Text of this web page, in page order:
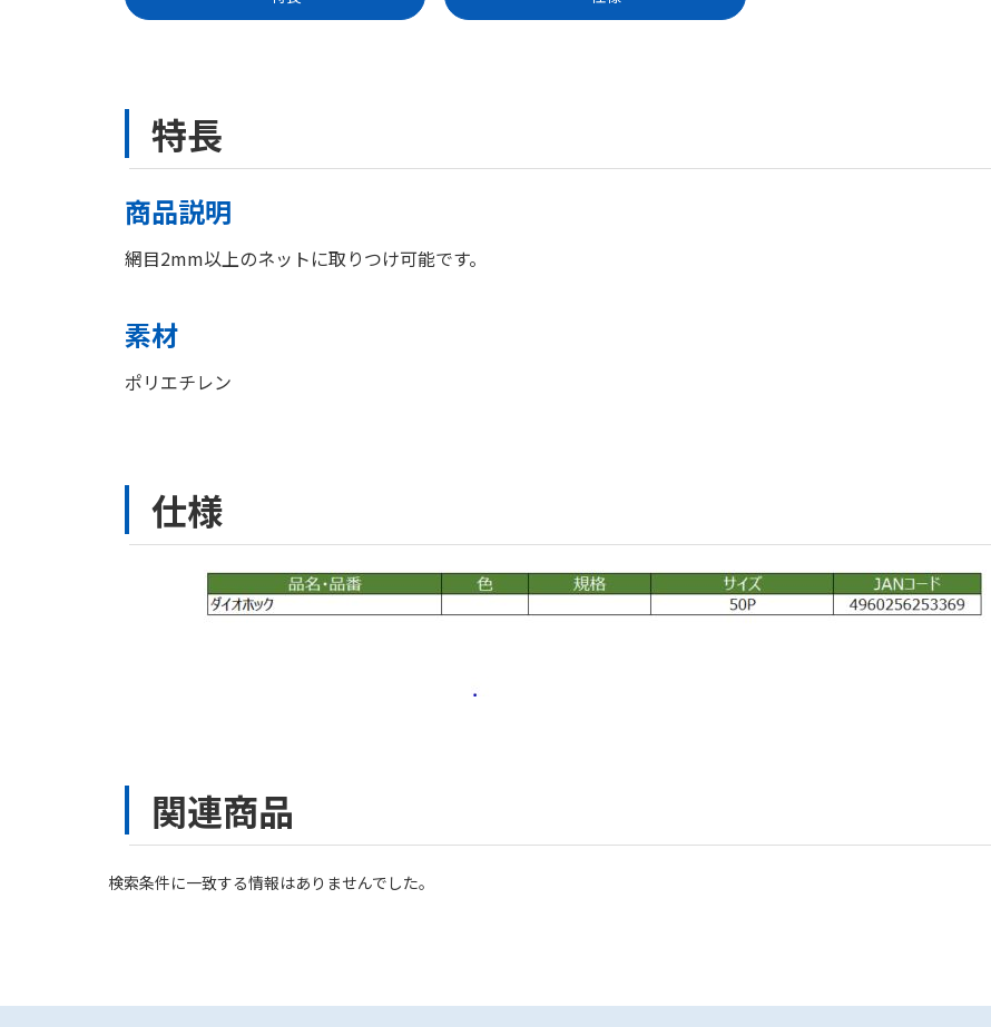
特長
商品説明
網目2mm以上のネットに取りつけ可能です。
素材
ポリエチレン
仕様
関連商品
検索条件に一致する情報はありませんでした。